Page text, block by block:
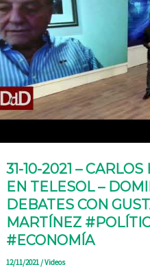
31-10-2021 –
EN TELESOL –
DEBATES CON
MARTÍNEZ
#ECONOMÍA
12/11/2021/Videos